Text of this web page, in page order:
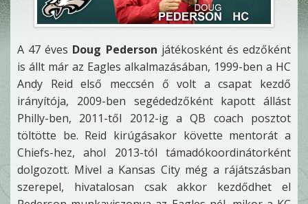
A 47 éves Doug Pederson játékosként és edzőként
is állt már az Eagles alkalmazásában, 1999-ben a HC
Andy Reid első meccsén ő volt a csapat kezdő
irányítója, 2009-ben segédedzőként kapott állást
Philly-ben, 2011-től 2012-ig a QB coach posztot
töltötte be. Reid kirúgásakor követte mentorát a
Chiefs-hez, ahol 2013-tól támadókoordinátorként
dolgozott. Mivel a Kansas City még a rájátszásban
szerepel, hivatalosan csak akkor kezdődhet el